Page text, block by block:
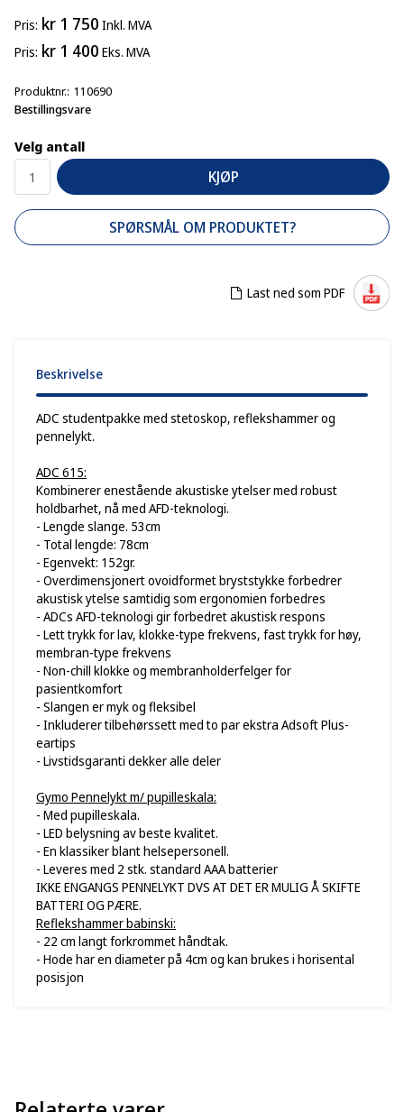
Pris kr 1 750 Inkl. MVA
Pris kr 1 400 Eks. MVA
Produktnr. 110690
Bestillingsvare
Velg antall
KJØP
SPØRSMÅL OM PRODUKTET?
Last ned som PDF
Beskrivelse
ADC studentpakke med stetoskop, reflekshammer og
pennelykt.
ADC 615:
Kombinerer enestående akustiske ytelser med robust
holdbarhet, nå med AFD-teknologi.
- Lengde slange. 53cm
- Total lengde: 78cm
- Egenvekt: 152gr.
- Overdimensjonert ovoidformet bryststykke forbedrer
akustisk ytelse samtidig som ergonomien forbedres
- ADCs AFD-teknologi gir forbedret akustisk respons
- Lett trykk for lav, klokke-type frekvens, fast trykk for høy,
membran-type frekvens
- Non-chill klokke og membranholderfelger for
pasientkomfort
- Slangen er myk og fleksibel
- Inkluderer tilbehørssett med to par ekstra Adsoft Plus-
eartips
- Livstidsgaranti dekker alle deler
Gymo Pennelykt m/ pupilleskala:
- Med pupilleskala.
- LED belysning av beste kvalitet.
- En klassiker blant helsepersonell.
- Leveres med 2 stk. standard AAA batterier
IKKE ENGANGS PENNELYKT DVS AT DET ER MULIG Å SKIFTE
BATTERI OG PÆRE.
Reflekshammer babinski:
- 22 cm langt forkrommet håndtak.
- Hode har en diameter på 4cm og kan brukes i horisental
posisjon